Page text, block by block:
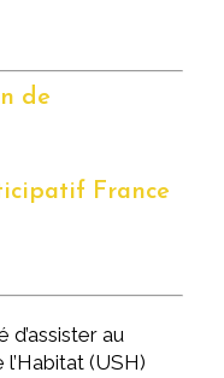
de
France
au
(USH)